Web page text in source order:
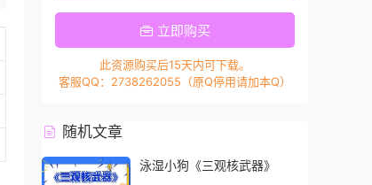
立即购买
此资源购买后15天内可下载。
客服QQ：2738262055（原Q停用请加本Q）
随机文章
泳湿小狗《三观核武器》